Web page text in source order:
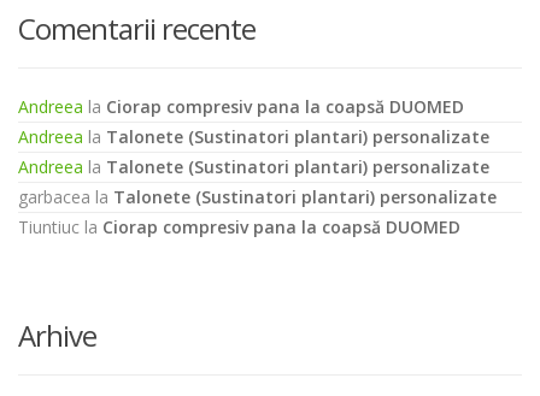
Comentarii recente
Andreea la Ciorap compresiv pana la coapsă DUOMED
Andreea la Talonete (Sustinatori plantari) personalizate
Andreea la Talonete (Sustinatori plantari) personalizate
garbacea la Talonete (Sustinatori plantari) personalizate
Tiuntiuc la Ciorap compresiv pana la coapsă DUOMED
Arhive